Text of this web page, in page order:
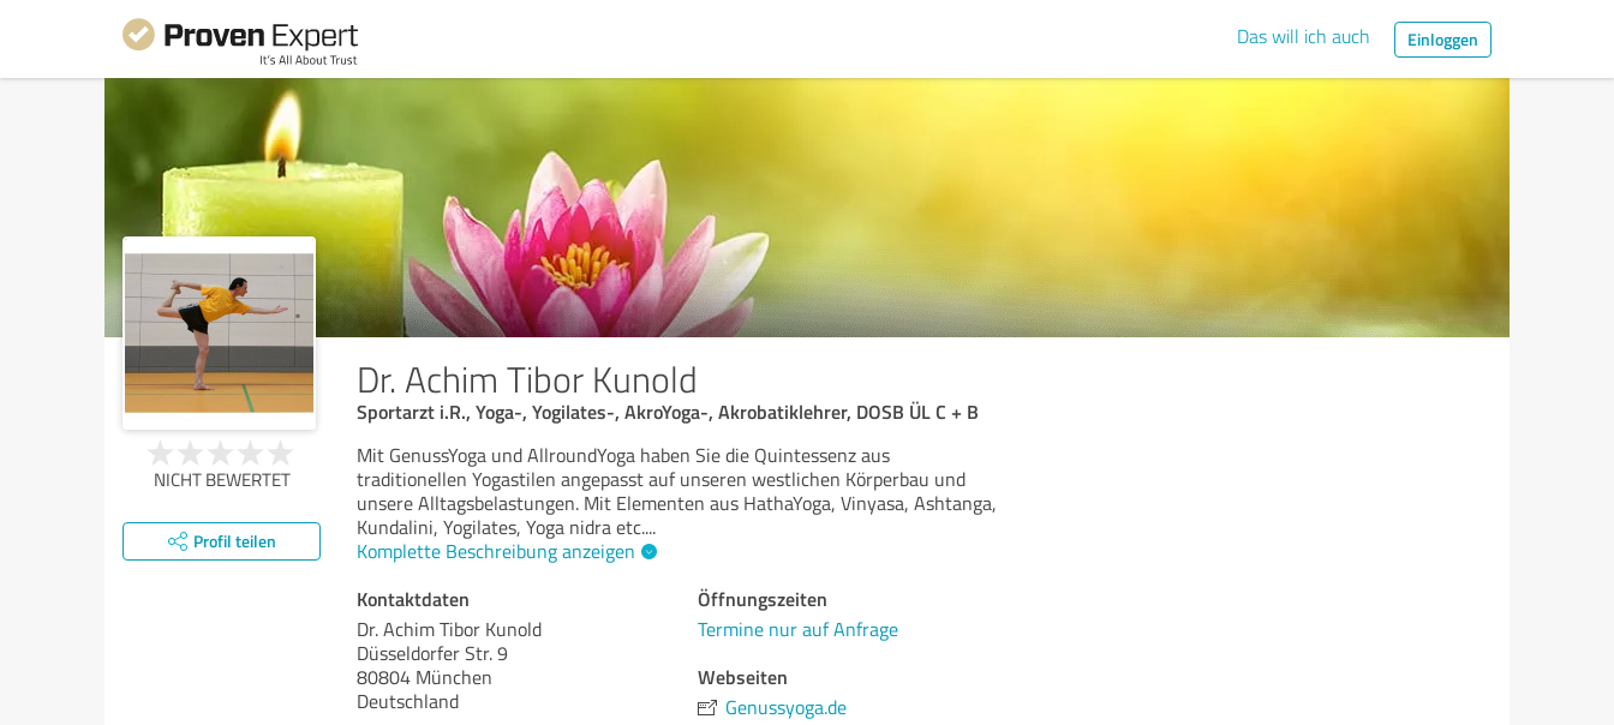
Das will ich auch Einloggen
Dr. Achim Tibor Kunold
Sportarzt i.R., Yoga-, Yogilates-, AkroYoga-, Akrobatiklehrer, DOSB ÜL C + B
NICHT BEWERTET
Profil teilen
Mit GenussYoga und AllroundYoga haben Sie die Quintessenz aus
traditionellen Yogastilen angepasst auf unseren westlichen Körperbau und
unsere Alltagsbelastungen. Mit Elementen aus HathaYoga, Vinyasa, Ashtanga,
Kundalini, Yogilates, Yoga nidra etc....
Komplette Beschreibung anzeigen
Kontaktdaten
Dr. Achim Tibor Kunold
Düsseldorfer Str. 9
80804 München
Deutschland
Öffnungszeiten
Termine nur auf Anfrage
Webseiten
Genussyoga.de